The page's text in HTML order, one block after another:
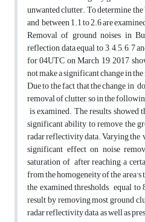
unwanted clutter. To determine
and between 1.1 to 2.6 are
Removal of ground noises in
reflection data equal to 3, 4, 5, 6, 7
for 04UTC on March 19, 2017
not make a significant change in
Due to the fact that the change in
removal of clutter, so in the
is examined. The results showed
significant ability to remove the
radar reflectivity data. Varying the
significant effect on noise
saturation of after reaching a
from the homogeneity of the
the examined thresholds, equal
result by removing most ground
radar reflectivity data, as well as